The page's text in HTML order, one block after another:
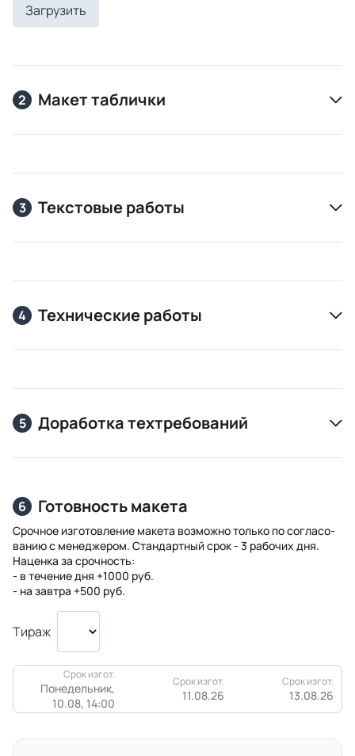
Загрузить
2 Макет таблички
3 Текстовые работы
4 Технические работы
5 Доработка техтребований
6 Готовность макета
Срочное из­го­тов­ле­ние ма­ке­та воз­мож­но толь­ко по сог­ла­со­
ва­нию с ме­нед­же­ром. Стан­дарт­ный срок - 3 ра­бо­чих дня.
На­цен­ка за сроч­ность:
- в те­че­ние дня +1000 руб.
- на завтра +500 руб.
Тираж
Срок изгот.
Понедельник,
10.08, 14:00
Срок изгот.
11.08.26
Срок изгот.
13.08.26